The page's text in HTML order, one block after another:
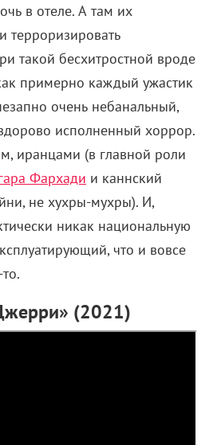
в отеле. А там их
терроризировать
такой бесхитростной вроде
примерно каждый ужастик
очень небанальный,
исполненный хоррор.
иранцами (в главной роли
Фархади и каннский
не хухры-мухры). И,
никак национальную
что и вовсе
(2021)